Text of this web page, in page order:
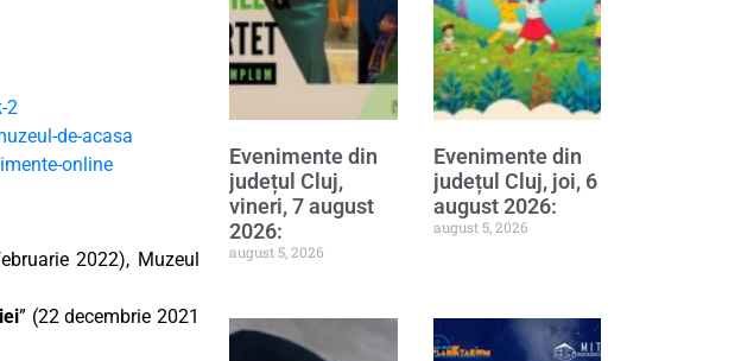
2
de-acasa
online
2022), Muzeul
” (22 decembrie 2021
Evenimente din
județul Cluj,
vineri, 7 august
2026:
august 5, 2026
Evenimente din
județul Cluj, joi, 6
august 2026:
august 5, 2026